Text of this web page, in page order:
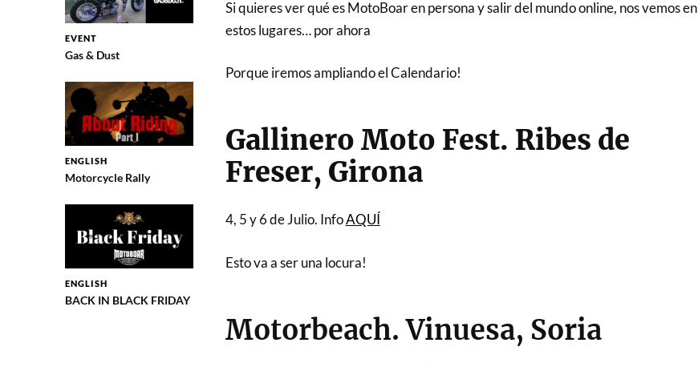
EVENT
Gas & Dust
ENGLISH
Motorcycle Rally
ENGLISH
BACK IN BLACK FRIDAY
Si quieres ver qué es MotoBoar en persona y salir del mundo online, nos vemos en
estos lugares… por ahora
Porque iremos ampliando el Calendario!
Gallinero Moto Fest. Ribes de
Freser, Girona
4, 5 y 6 de Julio. InfoAQUÍ
Esto va a ser una locura!
Motorbeach. Vinuesa, Soria